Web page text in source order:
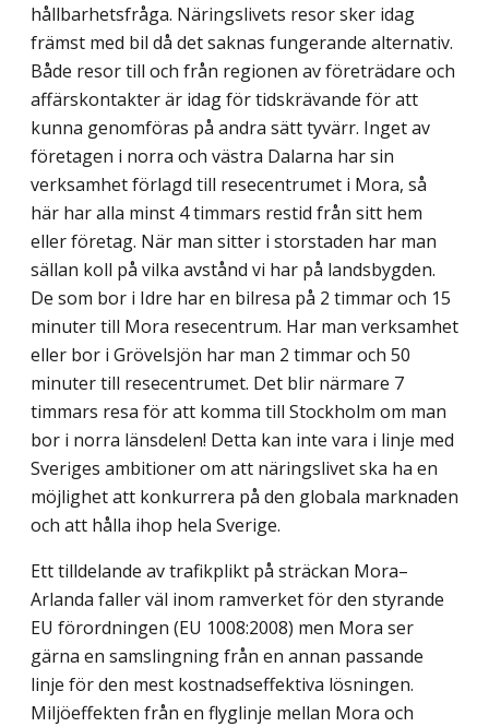
hållbarhetsfråga. Näringslivets resor sker idag
främst med bil då det saknas fungerande alternativ.
Både resor till och från regionen av företrädare och
affärs­kontakter är idag för tidskrävande för att
kunna genomföras på andra sätt tyvärr. Inget av
företagen i norra och västra Dalarna har sin
verksamhet förlagd till resecentrumet i Mora, så
här har alla minst 4 timmars restid från sitt hem
eller företag. När man sitter i storstaden har man
sällan koll på vilka avstånd vi har på landsbygden.
De som bor i Idre har en bilresa på 2 timmar och 15
minuter till Mora resecentrum. Har man verksamhet
eller bor i Grövelsjön har man 2 timmar och 50
minuter till resecentrumet. Det blir närmare 7
timmars resa för att komma till Stockholm om man
bor i norra länsdelen! Detta kan inte vara i linje med
Sveriges ambitioner om att näringslivet ska ha en
möjlig­het att konkurrera på den globala marknaden
och att hålla ihop hela Sverige.
Ett tilldelande av trafikplikt på sträckan Mora–
Arlanda faller väl inom ramverket för den styrande
EU förordningen (EU 1008:2008) men Mora ser
gärna en samslingning från en annan passande
linje för den mest kostnadseffektiva lösningen.
Miljöeffekten från en flyglinje mellan Mora och